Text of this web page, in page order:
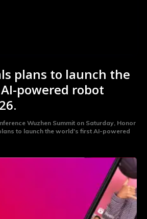
plans to launch the
powered robot
Wuzhen Summit on Saturday, Honor
to launch the world's first AI-powered